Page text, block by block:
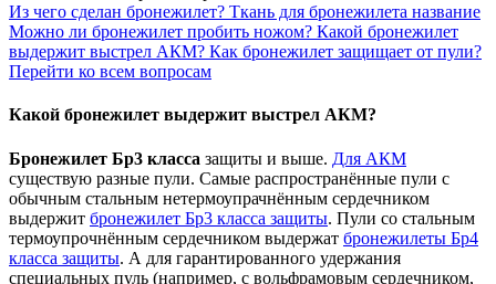
Из чего сделан бронежилет? Ткань для бронежилета название
Можно ли бронежилет пробить ножом? Какой бронежилет
выдержит выстрел АКМ? Как бронежилет защищает от пули?
Перейти ко всем вопросам
Какой бронежилет выдержит выстрел АКМ?
Бронежилет Бр3 класса защиты и выше. Для АКМ
существую разные пули. Самые распространённые пули с
обычным стальным нетермоупрачнённым сердечником
выдержит бронежилет Бр3 класса защиты. Пули со стальным
термоупрочнённым сердечником выдержат бронежилеты Бр4
класса защиты. А для гарантированного удержания
специальных пуль (например, с вольфрамовым сердечником,